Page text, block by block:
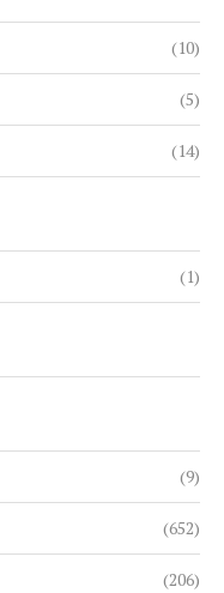
(10)
(5)
(14)
(1)
(9)
(652)
(206)